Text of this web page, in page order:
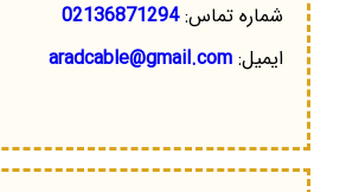
شماره تماس:02136871294
ایمیل: aradcable@gmail.com